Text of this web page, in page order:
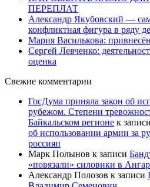
ПЕРЕПЛАТ
Александр Якубовский —
конфликтная фигура в ряду
Мария Василькова:
Сергей Левченко:
оценка
Свежие комментарии
ГосДума приняла закон об
рубежом. Степени
Байкальском регионе к записи
об использовании армии за
россиян
Марк Полынов к записи
«повязали» силовики в
Александр Полозов к записи